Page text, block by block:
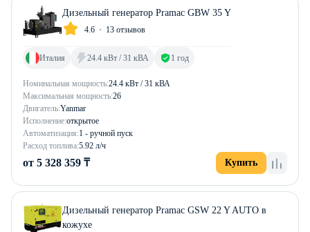
Дизельный генератор Pramac GBW 35 Y
4.6 13 отзывов
Номинальная мощность:24.4 кВт / 31 кВА
Максимальная мощность:26
Двигатель:Yanmar
Исполнение:открытое
Автоматизация:1 - ручной пуск
Расход топлива:5.92 л/ч
Италия 24.4 кВт / 31 кВА 1 год
от 5 328 359 ₸ Купить
Дизельный генератор Pramac GSW 22 Y AUTO в
кожухе